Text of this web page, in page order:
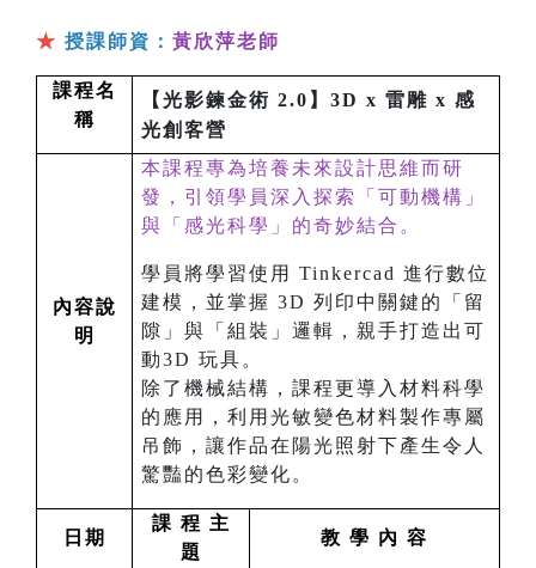
★ 授課師資： 黃欣萍老師
課程名
稱
【光影鍊金術 2.0】3D x 雷雕 x 感
光創客營
內容說
明
本課程專為培養未來設計思維而研
發，引領學員深入探索「可動機構」
與「感光科學」的奇妙結合。
學員將學習使用 Tinkercad 進行數位
建模，並掌握 3D 列印中關鍵的「留
隙」與「組裝」邏輯，親手打造出可
動3D 玩具。
除了機械結構，課程更導入材料科學
的應用，利用光敏變色材料製作專屬
吊飾，讓作品在陽光照射下產生令人
驚豔的色彩變化。
日期
課 程 主
題
教 學 內 容